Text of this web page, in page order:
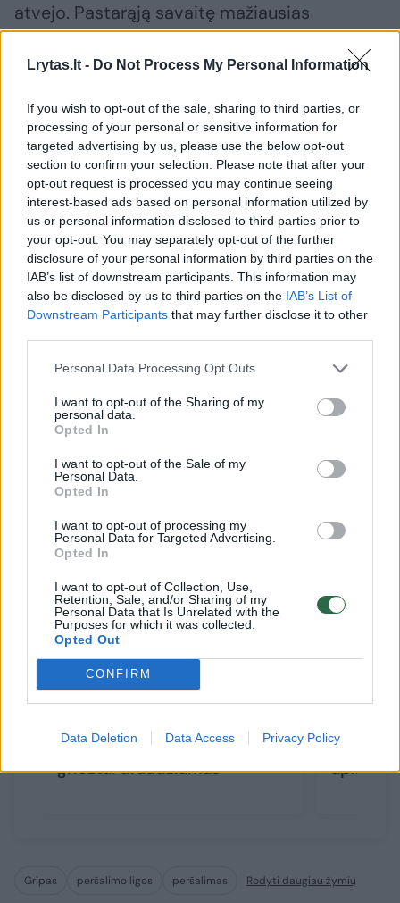
Lrytas.lt - Do Not Process My Personal Information
If you wish to opt-out of the sale, sharing to third parties, or
processing of your personal or sensitive information for
targeted advertising by us, please use the below opt-out
section to confirm your selection. Please note that after your
opt-out request is processed you may continue seeing
interest-based ads based on personal information utilized by
us or personal information disclosed to third parties prior to
your opt-out. You may separately opt-out of the further
disclosure of your personal information by third parties on the
IAB’s list of downstream participants. This information may
also be disclosed by us to third parties on the IAB’s List of
Downstream Participants that may further disclose it to other
Personal Data Processing Opt Outs
I want to opt-out of the Sharing of my
personal data.
Opted In
I want to opt-out of the Sale of my
Personal Data.
Opted In
I want to opt-out of processing my
Personal Data for Targeted Advertising.
Opted In
I want to opt-out of Collection, Use,
Retention, Sale, and/or Sharing of my
Personal Data that Is Unrelated with the
Purposes for which it was collected.
Opted Out
CONFIRM
Data Deletion Data Access Privacy Policy
atvejo. Pastarąją savaitę mažiausias
sergamumo rodiklis registruotas Utenos (69
atvejai 10 tūkst. gyventojų), didžiausias –
gyventojų) administracinėje teritorijoje.
Iš viso šalyje per savaitę gripas diagnozuotas
962 asmenims, į ligoninę dėl gripo paguldyti
77, penki iš jų pateko į Intensyvios terapijos
skyrius.
Ankstesnę savaitę gripu sirgo 350 žmonių.
Pernai trečią sausio savaitę bendras Lietuvos
sergamumo peršalimo ligomis rodiklis buvo
didesnis – 10 tūkst. gyventojų teko 123,5
susirgimo.
Susiję straipsniai
Įspėja: gripas antibiotikais
neišgydomas, aspirinas
griežtai draudžiamas
Gripas peršalimo ligos peršalimas Rodyti daugiau žymių